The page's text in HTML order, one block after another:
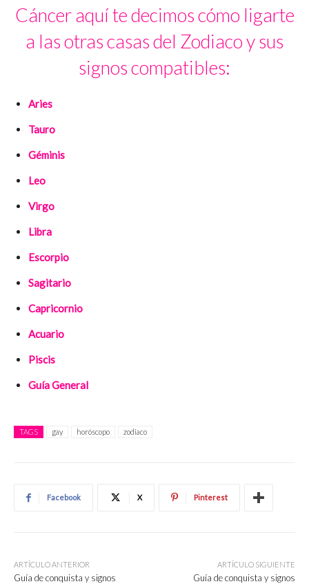
Cáncer aquí te decimos cómo ligarte
a las otras casas del Zodiaco y sus
signos compatibles:
Aries
Tauro
Géminis
Leo
Virgo
Libra
Escorpio
Sagitario
Capricornio
Acuario
Piscis
Guía General
TAGS gay horóscopo zodiaco
Facebook X Pinterest
ARTÍCULO ANTERIOR
Guía de conquista y signos
ARTÍCULO SIGUIENTE
Guía de conquista y signos